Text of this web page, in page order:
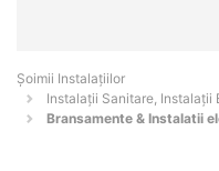
Şoimii Instalaţiilor
Instalații Sanitare,
Bransamente & Instalatii